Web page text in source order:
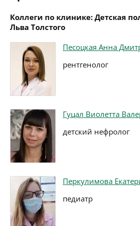
Коллеги по клинике: Детская
Льва Толстого
Песоцкая Анна
рентгенолог
Гуцал Виолетта
детский нефролог
Перкулимова
педиатр